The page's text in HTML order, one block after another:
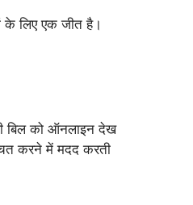
के लिए एक जीत है।
बिल को ऑनलाइन देख
करने में मदद करती